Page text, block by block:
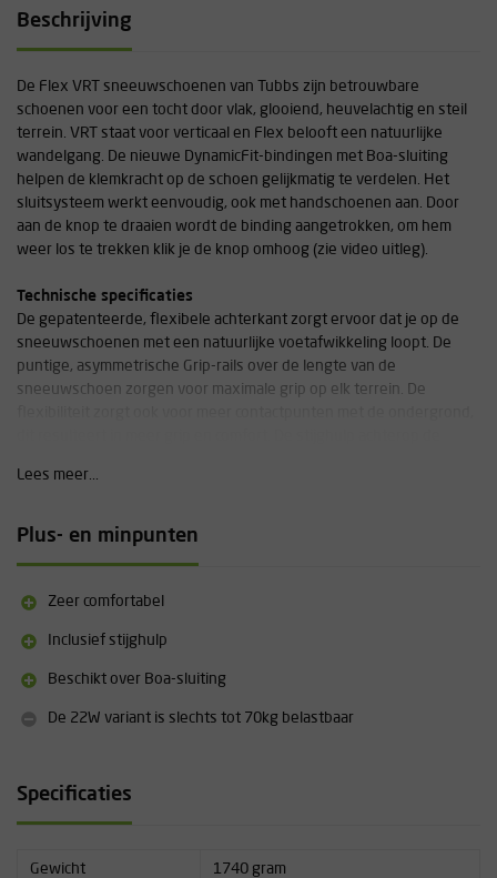
Beschrijving
De Flex VRT sneeuwschoenen van Tubbs zijn betrouwbare
schoenen voor een tocht door vlak, glooiend, heuvelachtig en steil
terrein. VRT staat voor verticaal en Flex belooft een natuurlijke
wandelgang. De nieuwe DynamicFit-bindingen met Boa-sluiting
helpen de klemkracht op de schoen gelijkmatig te verdelen. Het
sluitsysteem werkt eenvoudig, ook met handschoenen aan. Door
aan de knop te draaien wordt de binding aangetrokken, om hem
weer los te trekken klik je de knop omhoog (zie video uitleg).
Technische specificaties
De gepatenteerde, flexibele achterkant zorgt ervoor dat je op de
sneeuwschoenen met een natuurlijke voetafwikkeling loopt. De
puntige, asymmetrische Grip-rails over de lengte van de
sneeuwschoen zorgen voor maximale grip op elk terrein. De
Flex VRT 21 W wordt door Tubbs aangeduid als de
zijn het niet specifiek sneeuwschoenen voor vrouwen, maar eerder
Aanvullende informatie
Afmetingen: 20 x 56 cm
Lees meer...
Plus- en minpunten
Zeer comfortabel
Inclusief stijghulp
Beschikt over Boa-sluiting
De 22W variant is slechts tot 70kg belastbaar
Specificaties
Gewicht 1740 gram